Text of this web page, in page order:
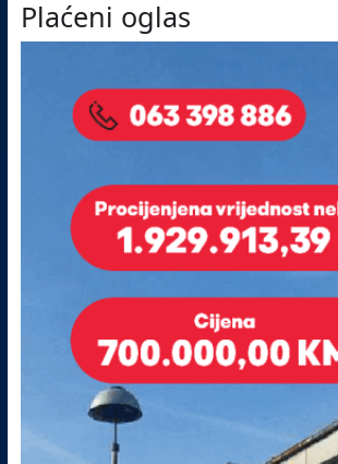
Plaćeni oglas